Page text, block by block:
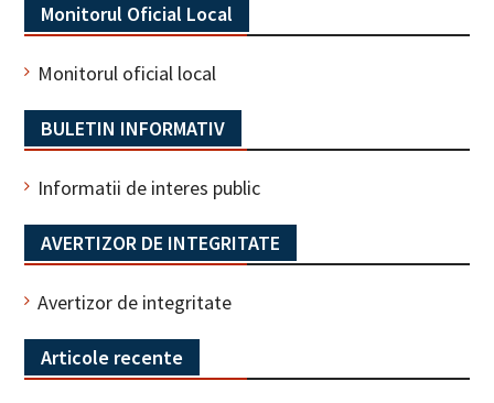
Monitorul Oficial Local
Monitorul oficial local
BULETIN INFORMATIV
Informatii de interes public
AVERTIZOR DE INTEGRITATE
Avertizor de integritate
Articole recente